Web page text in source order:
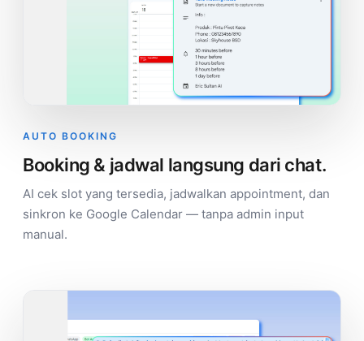
AUTO BOOKING
Booking & jadwal langsung dari chat.
AI cek slot yang tersedia, jadwalkan appointment, dan
sinkron ke Google Calendar — tanpa admin input
manual.